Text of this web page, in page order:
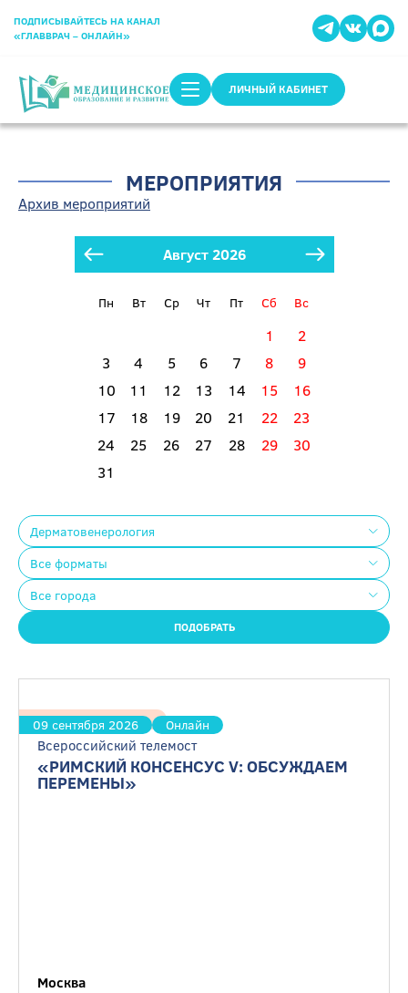
ПОДПИСЫВАЙТЕСЬ НА КАНАЛ
«ГЛАВВРАЧ – ОНЛАЙН»
ЛИЧНЫЙ КАБИНЕТ
МЕРОПРИЯТИЯ
Архив мероприятий
Август 2026
Пн Вт Ср Чт Пт Сб Вс
1
2
3
4 5 6 7 8
9
10
11 12 13 14 15
16
17
18 19 20 21 22
23
24
25 26 27 28 29
30
31
09 сентября 2026 Онлайн
Гастроэнтерология
Всероссийский телемост
«РИМСКИЙ КОНСЕНСУС V: ОБСУЖДАЕМ
ПЕРЕМЕНЫ»
Москва
Дерматовенерология
Все форматы
Все города
ПОДОБРАТЬ